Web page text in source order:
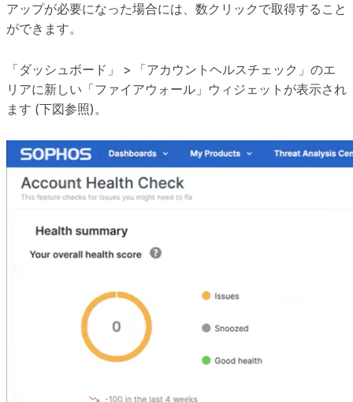
アップが必要になった場合には、数クリックで取得すること
ができます。
「ダッシュボード」 > 「アカウントヘルスチェック」のエ
リアに新しい「ファイアウォール」ウィジェットが表示され
ます (下図参照)。